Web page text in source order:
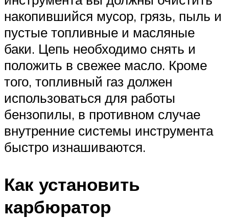
накопившийся мусор, грязь, пыль и
пустые топливные и масляные
баки. Цепь необходимо снять и
положить в свежее масло. Кроме
того, топливный газ должен
использоваться для работы
бензопилы, в противном случае
внутренние системы инструмента
быстро изнашиваются.
Как установить
карбюратор